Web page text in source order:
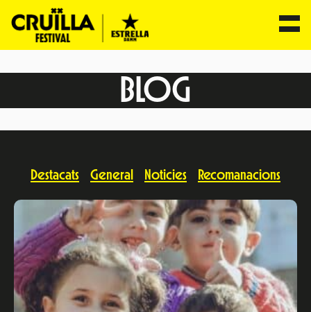
BLOG
Destacats General Noticies Recomanacions